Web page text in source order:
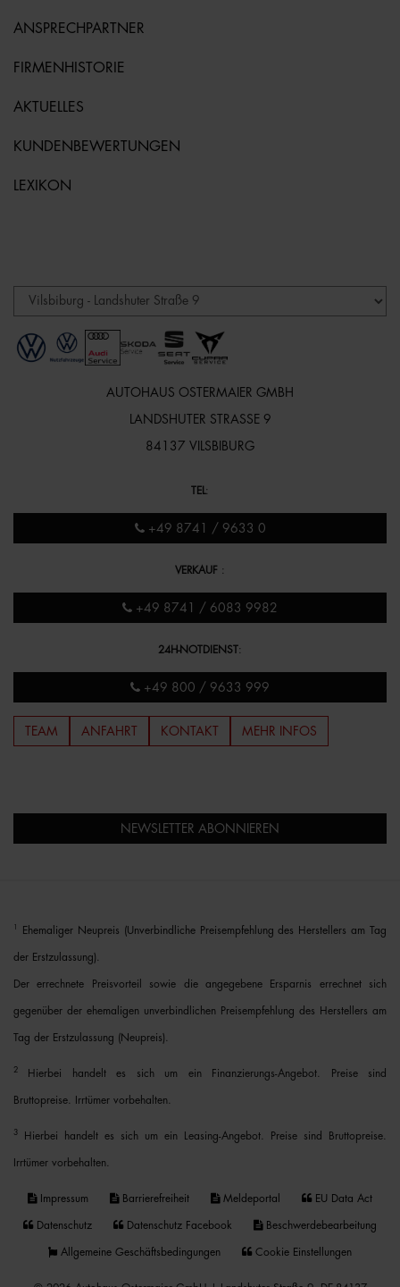
ANSPRECHPARTNER
FIRMENHISTORIE
AKTUELLES
KUNDENBEWERTUNGEN
LEXIKON
AUTOHAUS OSTERMAIER GMBH
LANDSHUTER STRASSE 9
84137 VILSBIBURG
TEL :
+49 8741 / 9633 0
VERKAUF :
+49 8741 / 6083 9982
24H-NOTDIENST:
+49 800 / 9633 999
TEAM ANFAHRT KONTAKT MEHR INFOS
NEWSLETTER ABONNIEREN
Ehemaliger Neupreis (Unverbindliche Preisempfehlung des Herstellers am Tag
der Erstzulassung).
Der errechnete Preisvorteil sowie die angegebene Ersparnis errechnet sich
gegenüber der ehemaligen unverbindlichen Preisempfehlung des Herstellers am
Tag der Erstzulassung (Neupreis).
2 Hierbei handelt es sich um ein Finanzierungs-Angebot. Preise sind
Bruttopreise. Irrtümer vorbehalten.
3 Hierbei handelt es sich um ein Leasing-Angebot. Preise sind Bruttopreise.
Irrtümer vorbehalten.
Impressum Barrierefreiheit Meldeportal EU Data Act
Datenschutz Datenschutz Facebook Beschwerdebearbeitung
Allgemeine Geschäftsbedingungen Cookie Einstellungen